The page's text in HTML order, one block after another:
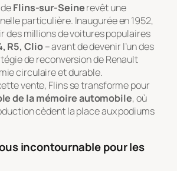
Flins-sur-Seinerevêt une
particulière. Inaugurée en 1952,
des millions de voitures populaires
R5, Clio– avant de devenir l’un des
de reconversion de Renault
circulaire et durable.
vente, Flins se transforme pour
de la mémoire automobile, où
cèdent la place aux podiums
incontournable pour les